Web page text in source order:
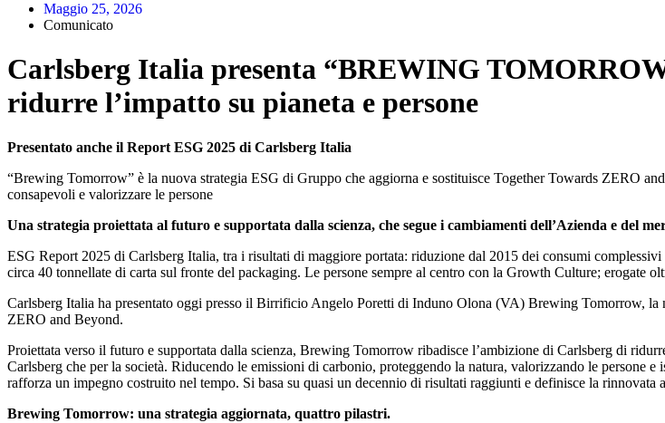
Maggio 25, 2026
Comunicato
Carlsberg Italia presenta “BREWING
ridurre l’impatto su pianeta e persone
Presentato anche il Report ESG 2025 di Carlsberg Italia
“Brewing Tomorrow” è la nuova strategia ESG di Gruppo che aggiorna e sostituisce Together Towards ZERO
consapevoli e valorizzare le persone
Una strategia proiettata al futuro e supportata dalla scienza, che segue i cambiamenti dell’Azienda e del
ESG Report 2025 di Carlsberg Italia, tra i risultati di maggiore portata: riduzione dal 2015 dei consumi
circa 40 tonnellate di carta sul fronte del packaging. Le persone sempre al centro con la Growth Culture; erogate
Carlsberg Italia ha presentato oggi presso il Birrificio Angelo Poretti di Induno Olona (VA) Brewing Tomorrow,
ZERO and Beyond.
Proiettata verso il futuro e supportata dalla scienza, Brewing Tomorrow ribadisce l’ambizione di Carlsberg di
Carlsberg che per la società. Riducendo le emissioni di carbonio, proteggendo la natura, valorizzando le
rafforza un impegno costruito nel tempo. Si basa su quasi un decennio di risultati raggiunti e definisce la
Brewing Tomorrow: una strategia aggiornata, quattro pilastri.